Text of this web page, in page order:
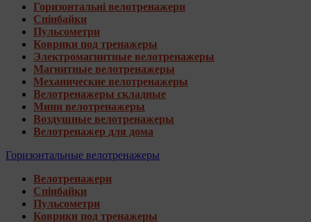
Горизонтальні велотренажери
Спінбайки
Пульсометри
Коврики под тренажеры
Электромагнитные велотренажеры
Магнитные велотренажеры
Механические велотренажеры
Велотренажеры складные
Мини велотренажеры
Воздушные велотренажеры
Велотренажер для дома
Горизонтальные велотренажеры
Велотренажери
Спінбайки
Пульсометри
Коврики под тренажеры